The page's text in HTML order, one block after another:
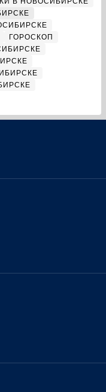
ГОРОСКОП